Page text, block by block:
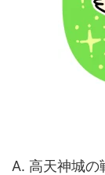
A. 高天神城の